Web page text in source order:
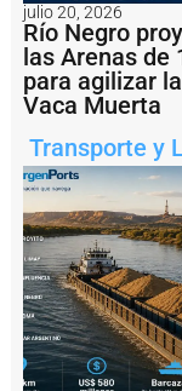
julio 20, 2026
Río Negro
las Arenas de
para agilizar
Vaca Muerta
Transporte y